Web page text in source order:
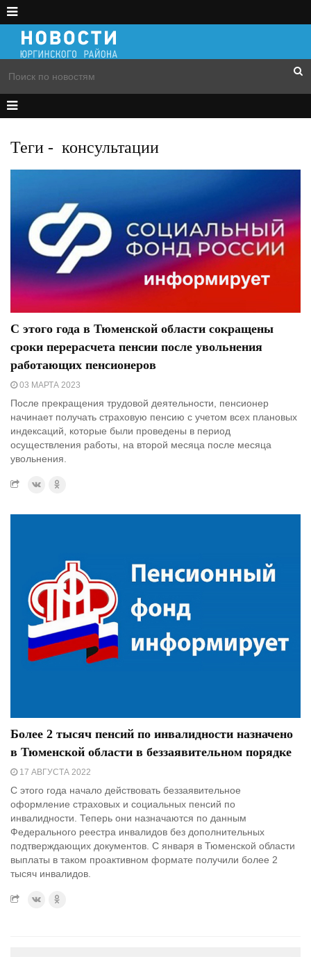
Теги - консультации
С этого года в Тюменской области сокращены
сроки перерасчета пенсии после увольнения
работающих пенсионеров
03 МАРТА 2023
После прекращения трудовой деятельности, пенсионер
начинает получать страховую пенсию с учетом всех плановых
индексаций, которые были проведены в период
осуществления работы, на второй месяца после месяца
увольнения.
Более 2 тысяч пенсий по инвалидности назначено
в Тюменской области в беззаявительном порядке
17 АВГУСТА 2022
С этого года начало действовать беззаявительное
оформление страховых и социальных пенсий по
инвалидности. Теперь они назначаются по данным
Федерального реестра инвалидов без дополнительных
подтверждающих документов. С января в Тюменской области
выплаты в таком проактивном формате получили более 2
тысяч инвалидов.